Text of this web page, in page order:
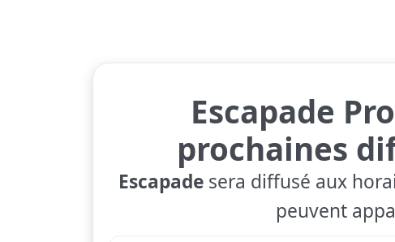
Escapade
prochaines
Escapadesera diffusé aux
peuvent